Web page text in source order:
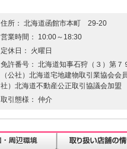
住所： 北海道函館市本町 29-20
営業時間： 10:00～18:30
定休日： 火曜日
免許番号： 北海道知事石狩（３）第７
（公社）北海道宅地建物取引業協会会
社）北海道不動産公正取引協議会加盟
取引態様： 仲介